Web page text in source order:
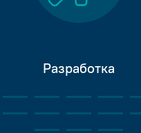
Разработка